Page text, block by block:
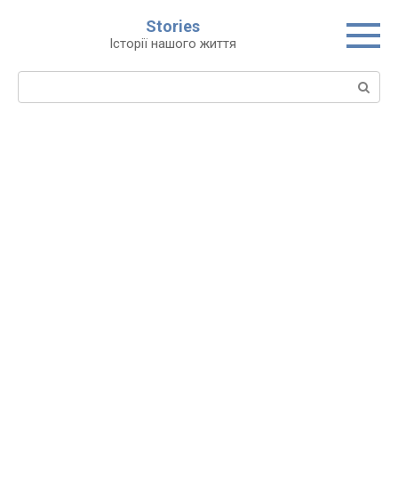
Stories
Історії нашого життя
Пошук: